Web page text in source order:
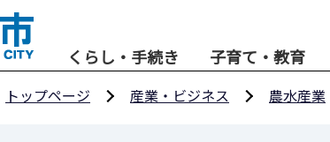
くらし・手続き 子育て・教育
トップページ 産業・ビジネス 農水産業